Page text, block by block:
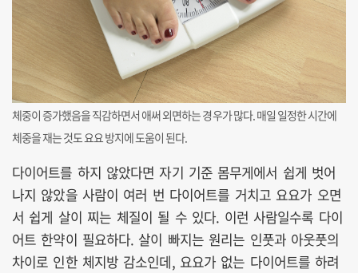
체중이 증가했음을 직감하면서 애써 외면하는 경우가 많다. 매일 일정한 시간에
체중을 재는 것도 요요 방지에 도움이 된다.
다이어트를 하지 않았다면 자기 기준 몸무게에서 쉽게 벗어
나지 않았을 사람이 여러 번 다이어트를 거치고 요요가 오면
서 쉽게 살이 찌는 체질이 될 수 있다. 이런 사람일수록 다이
어트 한약이 필요하다. 살이 빠지는 원리는 인풋과 아웃풋의
차이로 인한 체지방 감소인데, 요요가 없는 다이어트를 하려